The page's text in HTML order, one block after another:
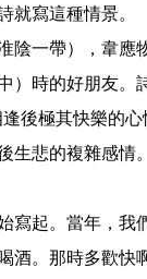
就寫這種情景。
陰一帶），韋應
）時的好朋友。
後極其快樂的
生悲的複雜感情。
寫起。當年，我
酒。那時多歡快